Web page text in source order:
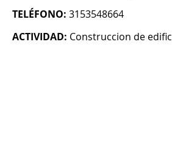
TELÉFONO: 3153548664
ACTIVIDAD: Construccion de